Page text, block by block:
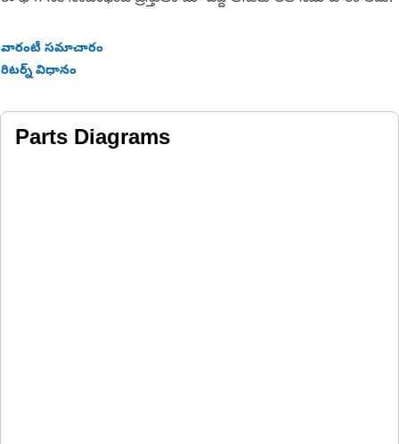
వారంటీ సమాచారం
రిటర్న్ విధానం
Parts Diagrams